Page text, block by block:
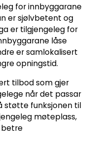
for innbyggarane
er sjølvbetent og
er tilgjengeleg for
låse
er samlokalisert
opningstid.
tilbod som gjer
når det passar
støtte funksjonen til
møteplass,
betre